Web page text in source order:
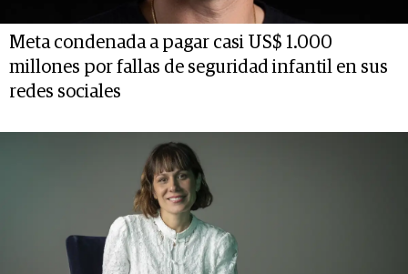
Meta condenada a pagar casi US$ 1.000
millones por fallas de seguridad infantil en sus
redes sociales